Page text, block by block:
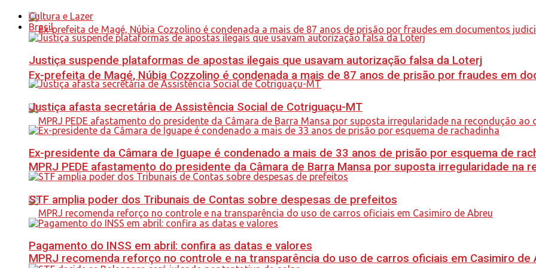
Ex-prefeita de Magé, Núbia Cozzolino é condenada a mais de 87 anos de prisão por fraudes em
MPRJ PEDE afastamento do presidente da Câmara de Barra Mansa por suposta irregularidade na
MPRJ recomenda reforço no controle e na transparência do uso de carros oficiais em Casimiro de
Cultura e Lazer
Brasil
Justiça suspende plataformas de apostas ilegais que usavam autorização falsa da Loterj
Justiça afasta secretária de Assistência Social de Cotriguaçu-MT
Ex-presidente da Câmara de Iguape é condenado a mais de 33 anos de prisão por esquema de
STF amplia poder dos Tribunais de Contas sobre despesas de prefeitos
Pagamento do INSS em abril: confira as datas e valores